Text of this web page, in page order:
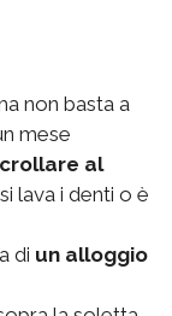
non basta a
mese
al
lava i denti o è
di un alloggio